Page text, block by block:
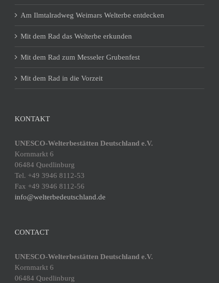
Am Ilmtalradweg Weimars Welterbe entdecken
Mit dem Rad das Welterbe erkunden
Mit dem Rad zum Messeler Grubenfest
Mit dem Rad in die Vorzeit
KONTAKT
UNESCO-Welterbestätten Deutschland e.V.
Kornmarkt 6
06484 Quedlinburg
Tel. +49 3946 8112-53
Fax +49 3946 8112-56
info@welterbedeutschland.de
CONTACT
UNESCO-Welterbestätten Deutschland e.V.
Kornmarkt 6
06484 Quedlinburg